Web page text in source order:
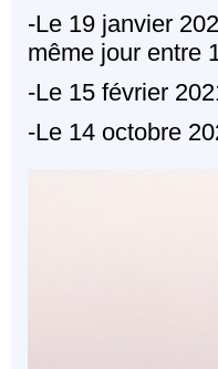
-Le 19 janvier
même jour entre
-Le 15 février
-Le 14 octobre